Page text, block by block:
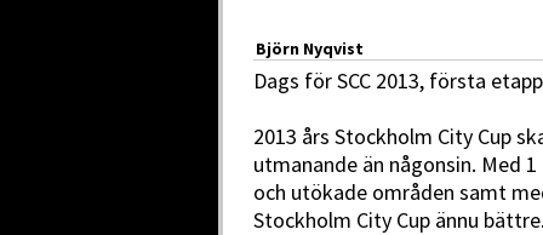
Björn Nyqvist
Dags för SCC 2013, första
2013 års Stockholm City Cup
utmanande än någonsin. Med
och utökade områden samt
Stockholm City Cup ännu